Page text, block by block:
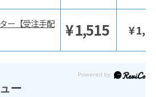
ー【受注手配
¥1,515 ¥
ー